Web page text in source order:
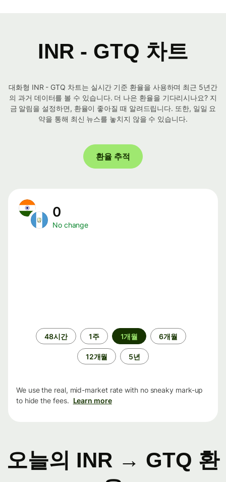
INR - GTQ 차트
대화형 INR - GTQ 차트는 실시간 기준 환율을 사용하며 최근 5년간
의 과거 데이터를 볼 수 있습니다. 더 나은 환율을 기다리시나요? 지
금 알림을 설정하면, 환율이 좋아질 때 알려드립니다. 또한, 일일 요
약을 통해 최신 뉴스를 놓치지 않을 수 있습니다.
환율 추적
0
No change
48시간 1주 1개월 6개월
12개월 5년
We use the real, mid-market rate with no sneaky mark-up
to hide the fees. Learn more
오늘의 INR → GTQ 환